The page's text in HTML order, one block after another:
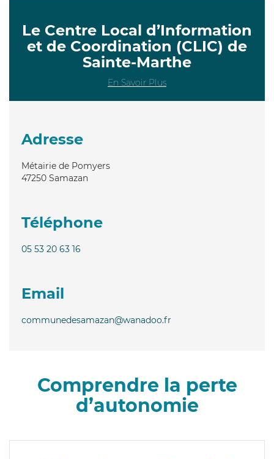
Le Centre Local d’Information
et de Coordination (CLIC) de
Sainte-Marthe
En Savoir Plus
Adresse
Métairie de Pomyers
47250 Samazan
Téléphone
05 53 20 63 16
Email
communedesamazan@wanadoo.fr
Comprendre la perte
d’autonomie